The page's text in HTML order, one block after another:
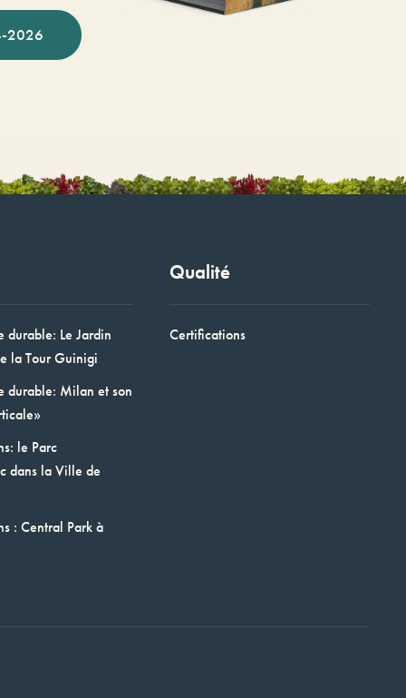
2026
durable: Le Jardin
la Tour Guinigi
durable: Milan et son
le Parc
dans la Ville de
: Central Park à
Qualité
Certifications